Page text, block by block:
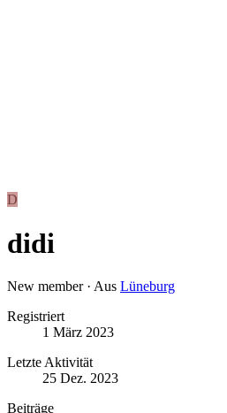
D
didi
New member · Aus Lüneburg
Registriert
1 März 2023
Letzte Aktivität
25 Dez. 2023
Beiträge